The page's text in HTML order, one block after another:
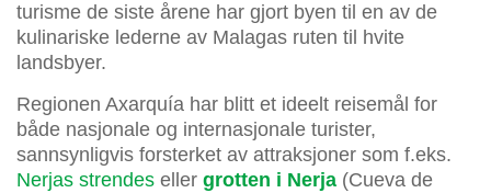
turisme de siste årene har gjort byen til en av de
kulinariske lederne av Malagas ruten til hvite
landsbyer.
Regionen Axarquía har blitt et ideelt reisemål for
både nasjonale og internasjonale turister,
sannsynligvis forsterket av attraksjoner som f.eks.
Nerjas strendes eller grotten i Nerja (Cueva de